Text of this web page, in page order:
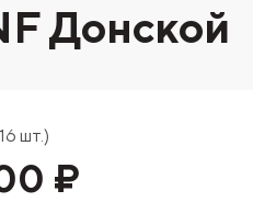
Донской
шт.)
₽